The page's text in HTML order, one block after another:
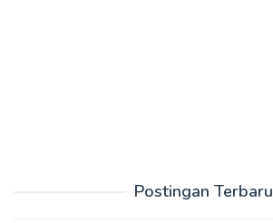
Postingan Terbaru